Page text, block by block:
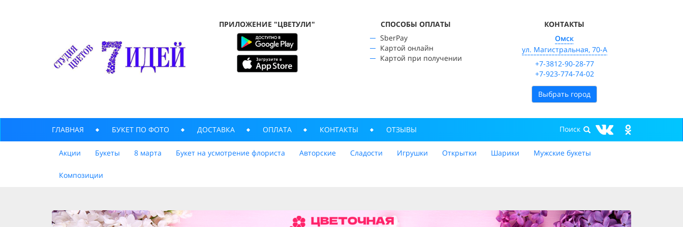
ПРИЛОЖЕНИЕ "ЦВЕТУЛИ"
CПОСОБЫ ОПЛАТЫ
SberPay
Картой онлайн
Картой при получении
КОНТАКТЫ
Омск
ул. Магистральная, 70-А
+7-3812-90-28-77
+7-923-774-74-02
Выбрать город
ГЛАВНАЯ БУКЕТ ПО ФОТО ДОСТАВКА ОПЛАТА КОНТАКТЫ ОТЗЫВЫ
Акции Букеты 8 марта Букет на усмотрение флориста Авторские Сладости Игрушки Открытки Шарики Мужские букеты
Композиции